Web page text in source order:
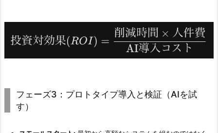
フェーズ3：プロトタイプ導入と検証（AIを試
す）